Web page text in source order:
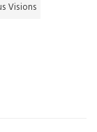
Visions